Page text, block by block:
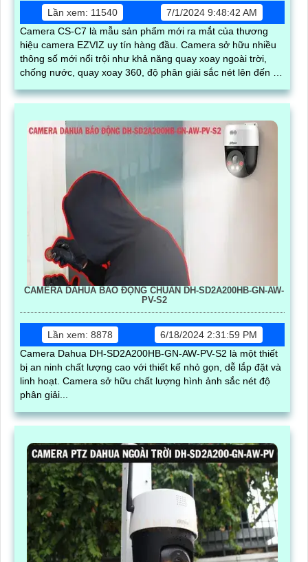
Lần xem: 11540
7/1/2024 9:48:42 AM
Camera CS-C7 là mẫu sản phẩm mới ra mắt của thương
hiệu camera EZVIZ uy tín hàng đầu. Camera sở hữu nhiều
thông số mới nổi trội như khả năng quay xoay ngoài trời,
chống nước, quay xoay 360, độ phân giải sắc nét lên đến 2k
CAMERA DAHUA BÁO ĐỘNG CHUẨN DH-SD2A200HB-GN-AW-
PV-S2
Lần xem: 8878
6/18/2024 2:31:59 PM
Camera Dahua DH-SD2A200HB-GN-AW-PV-S2 là một thiết
bị an ninh chất lượng cao với thiết kế nhỏ gọn, dễ lắp đặt và
linh hoạt. Camera sở hữu chất lượng hình ảnh sắc nét độ
phân giải...